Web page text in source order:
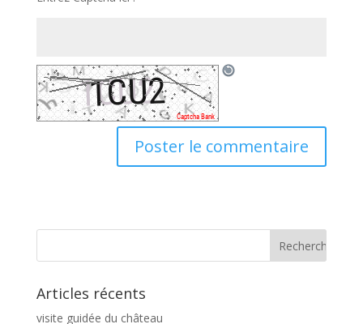
Articles récents
visite guidée du château